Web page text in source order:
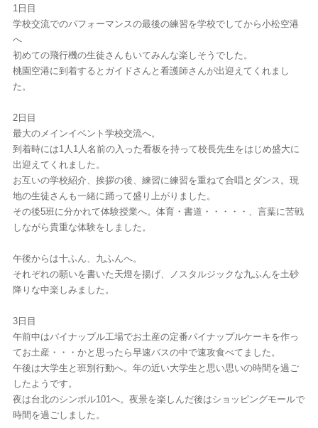
1日目
学校交流でのパフォーマンスの最後の練習を学校でしてから小松空港
へ
初めての飛行機の生徒さんもいてみんな楽しそうでした。
桃園空港に到着するとガイドさんと看護師さんが出迎えてくれまし
た。
2日目
最大のメインイベント学校交流へ。
到着時には1人1人名前の入った看板を持って校長先生をはじめ盛大に
出迎えてくれました。
お互いの学校紹介、挨拶の後、練習に練習を重ねて合唱とダンス。現
地の生徒さんも一緒に踊って盛り上がりました。
その後5班に分かれて体験授業へ。体育・書道・・・・・、言葉に苦戦
しながら貴重な体験をしました。
午後からは十ふん、九ふんへ。
それぞれの願いを書いた天燈を揚げ、ノスタルジックな九ふんを土砂
降りな中楽しみました。
3日目
午前中はパイナップル工場でお土産の定番パイナップルケーキを作っ
てお土産・・・かと思ったら早速バスの中で速攻食べてました。
午後は大学生と班別行動へ。年の近い大学生と思い思いの時間を過ご
したようです。
夜は台北のシンボル101へ。夜景を楽しんだ後はショッピングモールで
時間を過ごしました。